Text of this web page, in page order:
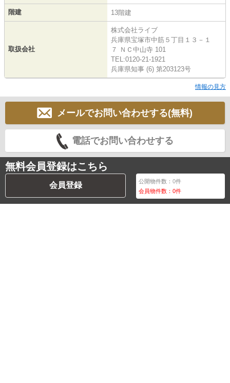
階建 13階建
取扱会社
株式会社ライブ
兵庫県宝塚市中筋５丁目１３－１
７ ＮＣ中山寺 101
TEL:0120-21-1921
兵庫県知事 (6) 第203123号
情報の見方
メールでお問い合わせする(無料)
電話でお問い合わせする
無料会員登録はこちら
会員登録 公開物件数：0件
会員物件数：0件